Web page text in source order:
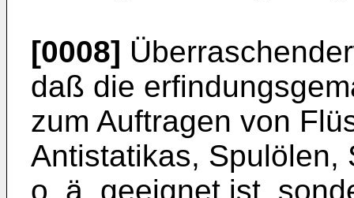
[0008]
daß die
zum Auftragen von
Antistatikas, Spulölen,
o. ä. geeignet ist,